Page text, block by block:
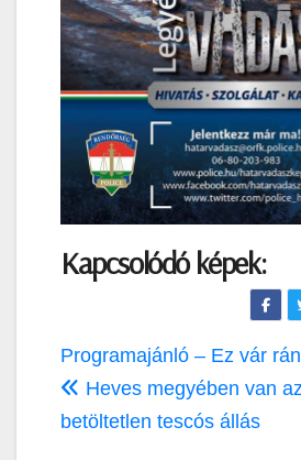
Kapcsolódó képek:
Bejegyzés
navigáció
Programajánló – Ez vár
Heves megyében van
betöltetlen tescós állás